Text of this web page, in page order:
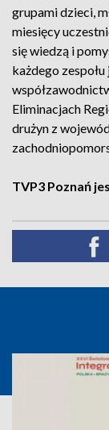
grupami dzieci,
miesięcy
się wiedzą i
każdego
Eliminacjach
drużyn z
TVP3 Poznań